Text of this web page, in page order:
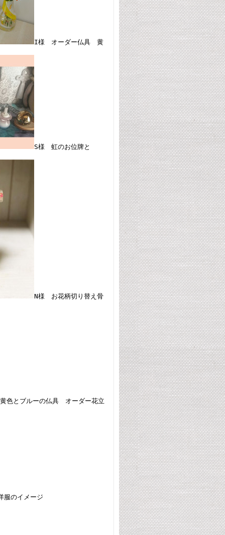
I様 オーダー仏具 黄
S様 虹のお位牌と
N様 お花柄切り替え骨
とブルーの仏具 オーダー花立
のイメージ